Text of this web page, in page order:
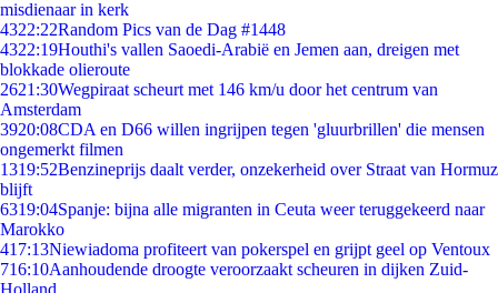
misdienaar in kerk
4322:22Random Pics van de Dag #1448
4322:19Houthi's vallen Saoedi-Arabië en Jemen aan, dreigen met
blokkade olieroute
2621:30Wegpiraat scheurt met 146 km/u door het centrum van
Amsterdam
3920:08CDA en D66 willen ingrijpen tegen 'gluurbrillen' die mensen
ongemerkt filmen
1319:52Benzineprijs daalt verder, onzekerheid over Straat van Hormuz
blijft
6319:04Spanje: bijna alle migranten in Ceuta weer teruggekeerd naar
Marokko
417:13Niewiadoma profiteert van pokerspel en grijpt geel op Ventoux
716:10Aanhoudende droogte veroorzaakt scheuren in dijken Zuid-
Holland